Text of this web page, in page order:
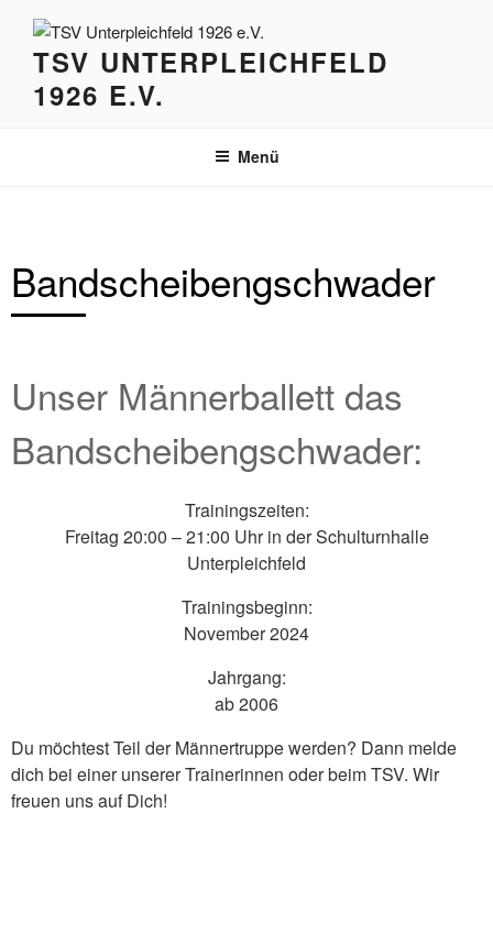
Inhalt
springenTSV UNTERPLEICHFELD
1926 E.V.
Menü
Bandscheibengschwader
Unser Männerballett das
Bandscheibengschwader:
Trainingszeiten:
Freitag 20:00 – 21:00 Uhr in der Schulturnhalle
Unterpleichfeld
Trainingsbeginn:
November 2024
Jahrgang:
ab 2006
Du möchtest Teil der Männertruppe werden? Dann melde
dich bei einer unserer Trainerinnen oder beim TSV. Wir
freuen uns auf Dich!